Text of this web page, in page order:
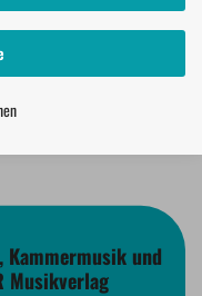
Kammermusik und
Musikverlag